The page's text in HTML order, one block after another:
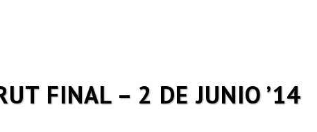
FINAL – 2 DE JUNIO ’14